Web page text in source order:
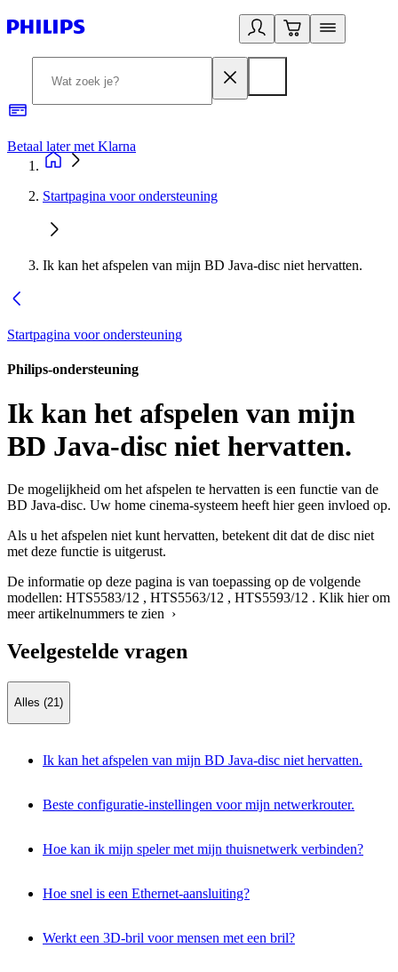
Betaal later met Klarna
Startpagina voor ondersteuning
Ik kan het afspelen van mijn BD Java-disc niet hervatten.
Startpagina voor ondersteuning
Philips-ondersteuning
Ik kan het afspelen van mijn
BD Java-disc niet hervatten.
De mogelijkheid om het afspelen te hervatten is een functie van de
BD Java-disc. Uw home cinema-systeem heeft hier geen invloed op.
Als u het afspelen niet kunt hervatten, betekent dit dat de disc niet
met deze functie is uitgerust.
De informatie op deze pagina is van toepassing op de volgende
modellen: HTS5583/12 , HTS5563/12 , HTS5593/12 . Klik hier om
meer artikelnummers te zien ›
Veelgestelde vragen
Alles (21)
Ik kan het afspelen van mijn BD Java-disc niet hervatten.
Beste configuratie-instellingen voor mijn netwerkrouter.
Hoe kan ik mijn speler met mijn thuisnetwerk verbinden?
Hoe snel is een Ethernet-aansluiting?
Werkt een 3D-bril voor mensen met een bril?